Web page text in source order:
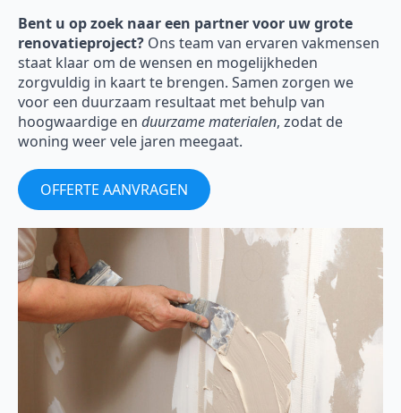
Bent u op zoek naar een partner voor uw grote
renovatieproject? Ons team van ervaren vakmensen
staat klaar om de wensen en mogelijkheden
zorgvuldig in kaart te brengen. Samen zorgen we
voor een duurzaam resultaat met behulp van
hoogwaardige en duurzame materialen, zodat de
woning weer vele jaren meegaat.
OFFERTE AANVRAGEN